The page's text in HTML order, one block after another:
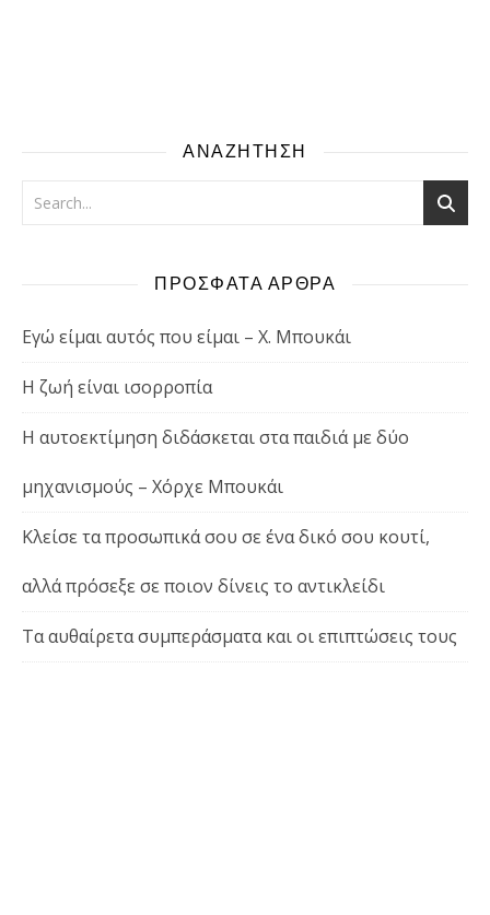
ΑΝΑΖΗΤΗΣΗ
ΠΡΟΣΦΑΤΑ ΑΡΘΡΑ
Εγώ είμαι αυτός που είμαι – Χ. Μπουκάι
Η ζωή είναι ισορροπία
Η αυτοεκτίμηση διδάσκεται στα παιδιά με δύο
μηχανισμούς – Χόρχε Μπουκάι
Κλείσε τα προσωπικά σου σε ένα δικό σου κουτί,
αλλά πρόσεξε σε ποιον δίνεις το αντικλείδι
Τα αυθαίρετα συμπεράσματα και οι επιπτώσεις τους